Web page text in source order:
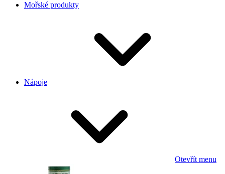
Mořské produkty
Nápoje
Otevřít menu